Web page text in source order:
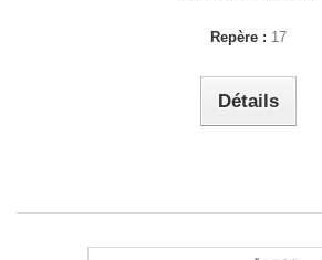
Repère : 17
Détails